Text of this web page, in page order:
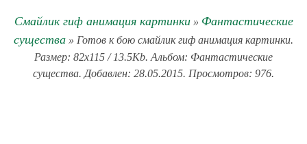
Смайлик гиф анимация картинки» Фантастические
существа » Готов к бою смайлик гиф анимация картинки.
Размер: 82x115 / 13.5Kb. Альбом: Фантастические
существа. Добавлен: 28.05.2015. Просмотров: 976.